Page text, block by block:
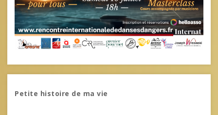
Petite histoire de ma vie